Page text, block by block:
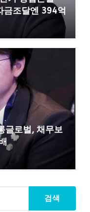
조달엔 394억
글로벌, 채무보